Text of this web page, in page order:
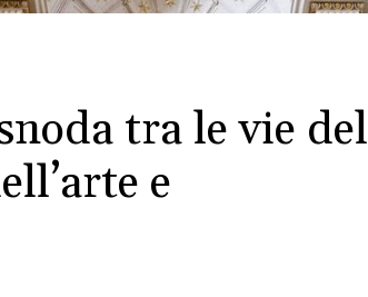
tra le vie del
e